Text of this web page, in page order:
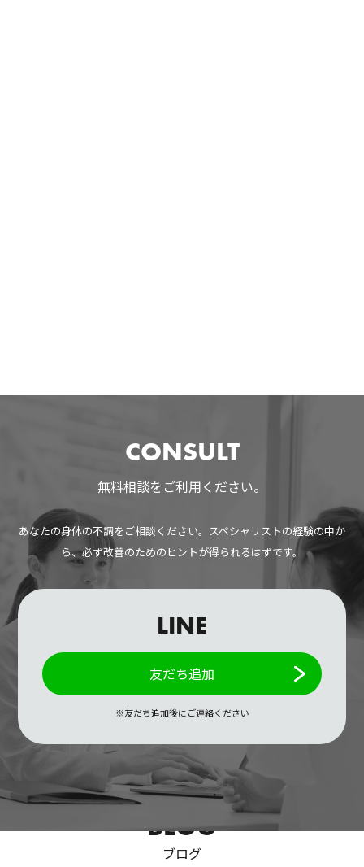
CONSULT
無料相談をご利用ください。
あなたの身体の不調をご相談ください。スペシャリストの経験の中か
ら、必ず改善のためのヒントが得られるはずです。
LINE
友だち追加
※友だち追加後にご連絡ください
BLOG
ブログ